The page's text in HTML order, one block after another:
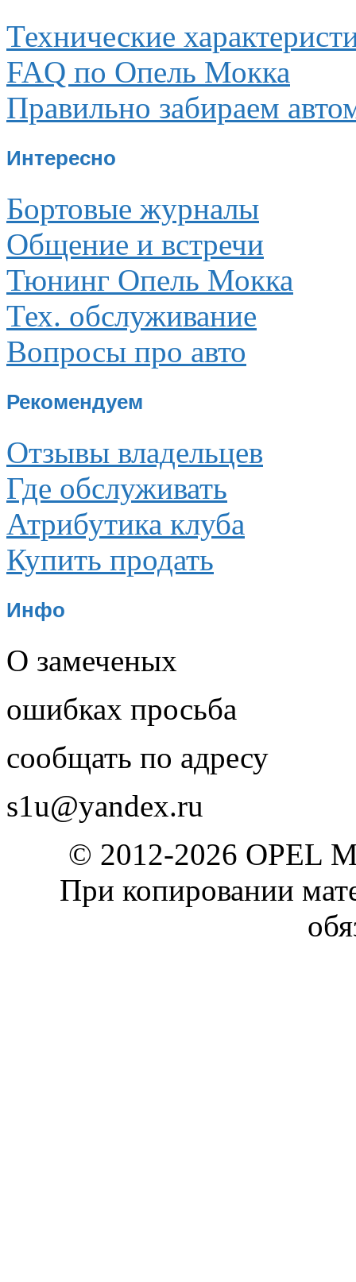
Технические
FAQ по Опель Мокка
Правильно забираем
Интересно
Бортовые журналы
Общение и встречи
Тюнинг Опель Мокка
Тех. обслуживание
Вопросы про авто
Рекомендуем
Отзывы владельцев
Где обслуживать
Атрибутика клуба
Купить продать
Инфо
О замеченых
ошибках просьба
сообщать по адресу
s1u@yandex.ru
© 2012-2026 OPEL
При копировании